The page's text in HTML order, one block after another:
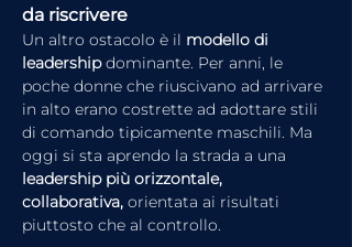
da riscrivere
Un altro ostacolo è il modello di
leadership dominante. Per anni, le
poche donne che riuscivano ad arrivare
in alto erano costrette ad adottare stili
di comando tipicamente maschili. Ma
oggi si sta aprendo la strada a una
leadership più orizzontale,
collaborativa, orientata ai risultati
piuttosto che al controllo.